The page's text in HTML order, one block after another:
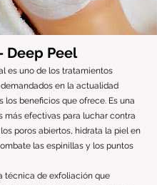
Deep Peel
es uno de los tratamientos
en la actualidad
los beneficios que ofrece. Es una
más efectivas para luchar contra
poros abiertos, hidrata la piel en
las espinillas y los puntos
técnica de exfoliación que